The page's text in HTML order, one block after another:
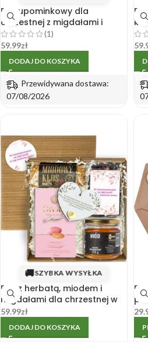
Box upominkowy dla
chrzestnej z migdałami i
zawieszką – złoty kubek
(1)
59.99zł
DODAJ DO KOSZYKA
Przewidywana dostawa:
07/08/2026
🚚SZYBKA WYSYŁKA
Box z herbatą, miodem i
migdałami dla chrzestnej w
pudełku
59.99zł
DODAJ DO KOSZYKA